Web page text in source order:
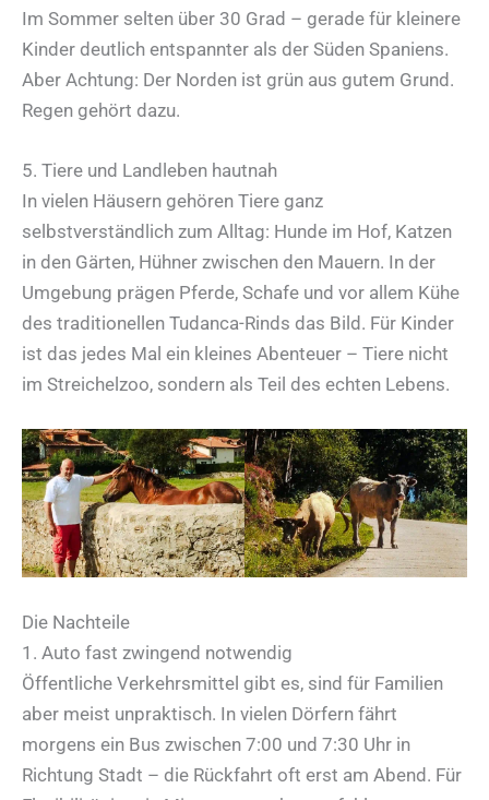
Im Sommer selten über 30 Grad – gerade für kleinere
Kinder deutlich entspannter als der Süden Spaniens.
Aber Achtung: Der Norden ist grün aus gutem Grund.
Regen gehört dazu.
5. Tiere und Landleben hautnah
In vielen Häusern gehören Tiere ganz
selbstverständlich zum Alltag: Hunde im Hof, Katzen
in den Gärten, Hühner zwischen den Mauern. In der
Umgebung prägen Pferde, Schafe und vor allem Kühe
des traditionellen Tudanca-Rinds das Bild. Für Kinder
ist das jedes Mal ein kleines Abenteuer – Tiere nicht
im Streichelzoo, sondern als Teil des echten Lebens.
Die Nachteile
1. Auto fast zwingend notwendig
Öffentliche Verkehrsmittel gibt es, sind für Familien
aber meist unpraktisch. In vielen Dörfern fährt
morgens ein Bus zwischen 7:00 und 7:30 Uhr in
Richtung Stadt – die Rückfahrt oft erst am Abend. Für